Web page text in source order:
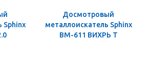
Sphinx
Досмотровый
металлоискатель Sphinx
ВМ-611 ВИХРЬ Т